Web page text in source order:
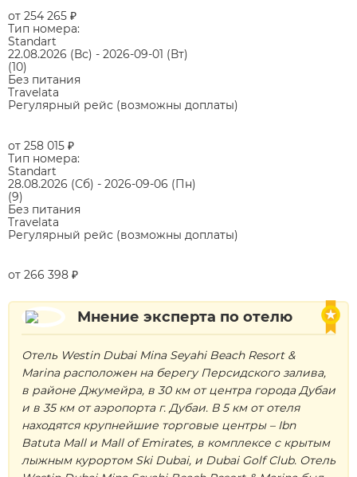
от 254 265 ₽
Тип номера:
Standart
22.08.2026 (Вс) - 2026-09-01 (Вт)
(10)
Без питания
Travelata
Регулярный рейс (возможны доплаты)
от 258 015 ₽
Тип номера:
Standart
28.08.2026 (Сб) - 2026-09-06 (Пн)
(9)
Без питания
Travelata
Регулярный рейс (возможны доплаты)
от 266 398 ₽
Мнение эксперта по отелю
Отель Westin Dubai Mina Seyahi Beach Resort &
Marina расположен на берегу Персидского залива,
в районе Джумейра, в 30 км от центра города Дубаи
и в 35 км от аэропорта г. Дубаи. В 5 км от отеля
находятся крупнейшие торговые центры – Ibn
Batuta Mall и Mall of Emirates, в комплексе с крытым
лыжным курортом Ski Dubai, и Dubai Golf Club. Отель